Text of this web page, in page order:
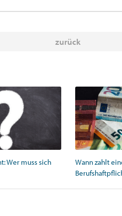
zurück
Wer muss sich
Wann zahlt